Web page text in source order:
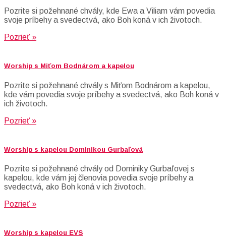
Pozrite si požehnané chvály, kde Ewa a Viliam vám povedia
svoje príbehy a svedectvá, ako Boh koná v ich životoch.
Pozrieť »
Worship s Miťom Bodnárom a kapelou
Pozrite si požehnané chvály s Miťom Bodnárom a kapelou,
kde vám povedia svoje príbehy a svedectvá, ako Boh koná v
ich životoch.
Pozrieť »
Worship s kapelou Dominikou Gurbaľová
Pozrite si požehnané chvály od Dominiky Gurbaľovej s
kapelou, kde vám jej členovia povedia svoje príbehy a
svedectvá, ako Boh koná v ich životoch.
Pozrieť »
Worship s kapelou EVS